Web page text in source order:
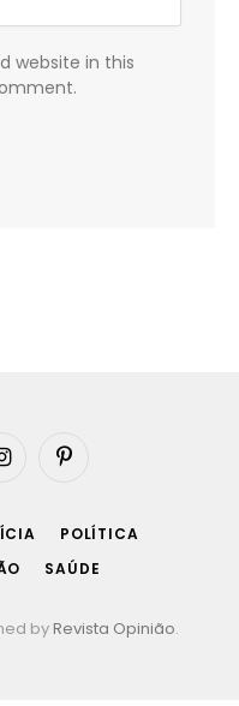
website in this
InstagramPinterest
POLÍTICA
SAÚDE
by Revista Opinião.